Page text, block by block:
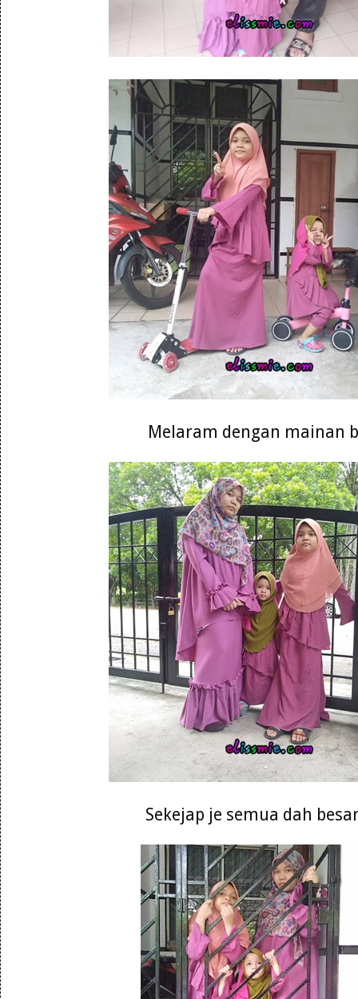
Melaram dengan mainan
Sekejap je semua dah